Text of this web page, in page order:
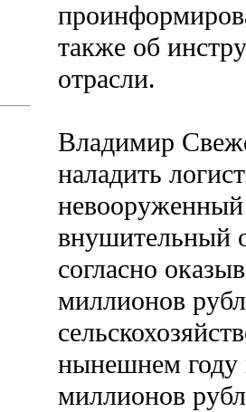
также об
отрасли.
Владимир
наладить
невооруженный
внушительный
согласно
миллионов
нынешнем году
миллионов